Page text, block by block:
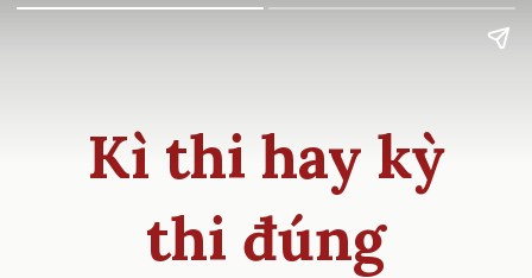
Kì thi hay kỳ
thi đúng